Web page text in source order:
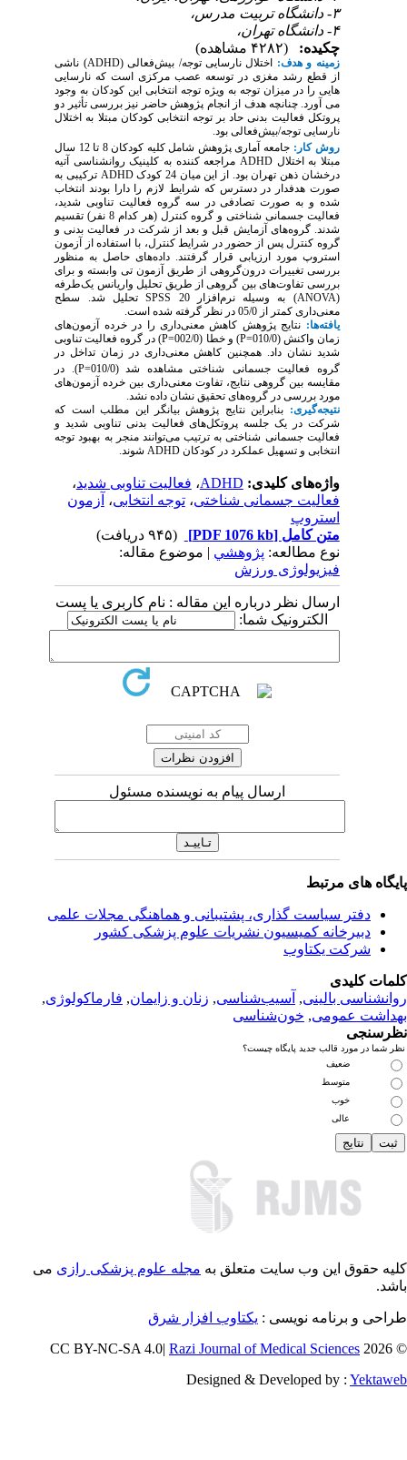
چکیده:
زمینه و هدف:اختلال نارسایی توجه/ بیش‌فعالی ( ADHD) ناشی
از قطع رشد مغزی در توسعه عصب مرکزی است که نارسایی
هایی را در میزان توجه به ویژه توجه انتخابی این کودکان به وجود
می آورد. چنانچههدف از انجام پژوهش حاضر نیز بررسی تأثیر دو
پروتکل فعالیت بدنی حاد بر توجه انتخابی کودکان مبتلا به اختلال
نارسایی توجه/بیش‌فعالی بود.
روش کار:
جامعه آماری پژوهش شامل کلیه کودکان 8 تا 12 سال
مبتلا به اختلالADHDمراجعه کننده به کلینیک روانشناسی آتیه
درخشان ذهن تهران بود. از این میان 24 کودک
ADHDترکیبی به
صورت هدفدار در دسترس که شرایط لازم را دارا بودند انتخاب
شده و به صورت تصادفی در سه گروه فعالیت تناوبی شدید،
فعالیت جسمانی شناختی و گروه کنترل (هر کدام 8 نفر) تقسیم
شدند.گروه‌های آزمایش قبل و بعد از شرکت در فعالیت بدنی و
گروه کنترل پس از حضور در شرایط کنترل، با استفاده از آزمون
استروپ مورد ارزیابی قرار گرفتند. داده‌های حاصلبه منظور
بررسی تغییرات درون‌گروهیاز طریق آزمونتی وابسته و برای
بررسی تفاوت‌های بین گروهی از طریق تحلیل واریانس یک‌طرفه
(ANOVA)به وسیله نرم‌افزارSPSS 20تحلیل شد. سطح
معنی‌داری کمتر از 05/0 در نظر گرفته شده است.
یافته‌ها:نتایج پژوهش کاهش معنی‌داری را در خرده آزمون‌های
زمان واکنش ( 010/0
P=) و خطا (002/0
P=
)در گروه فعالیت تناوبی
شدید نشان داد.همچنینکاهش معنی‌داری در زمان تداخل در
گروه فعالیت جسمانی
شناختی مشاهده شد(
010/0
P=
)
.در
مقایسه بین گروهی نتایج، تفاوت معنی‌داری بین خرده آزمون‌های
مورد بررسی در گروه‌های تحقیق نشان داده نشد.
نتیجه‌گیری:بنابراین نتایج پژوهش بیانگر این مطلب است که
شرکت در یک جلسه پروتکل‌های فعالیت بدنی تناوبی شدید و
فعالیت جسمانی شناختی به ترتیب می‌توانند منجر به بهبود توجه
انتخابی و تسهیل عملکرد در کودکانADHDشوند.
واژه‌های کلیدی:ADHD،فعالیت تناوبی شدید،
فعالیت جسمانی شناختی،توجه انتخابی،آزمون
استروپ
متن کامل[PDF 1076 kb]
نوع مطالعه:پژوهشي| موضوع مقاله:
فیزیولوژی ورزش
ارسال نظر درباره این مقاله : نام کاربری یا پست
الکترونیک شما:
ارسال پیام به نویسنده مسئول
های مرتبط
دفتر سیاست گذاری، پشتیبانی و هماهنگی مجلات علمی
دبیرخانه کمیسیون نشریات علوم پزشکی کشور
شرکت یکتاوب
کلیدی
بالینی, آسیب‌شناسی, زنان و زایمان,فارماکولوژی ,
عمومی, خون‌شناسی
شما در مورد قالب جدید پایگاه چیست؟
ضعیف
متوسط
خوب
عالی
حقوق این وب سایت متعلق بهمجله علوم پزشکی رازی می
و برنامه نویسی : یکتاوب افزار شرق
©
Razi Journal of Medical Sciences
Designed & Developed by :